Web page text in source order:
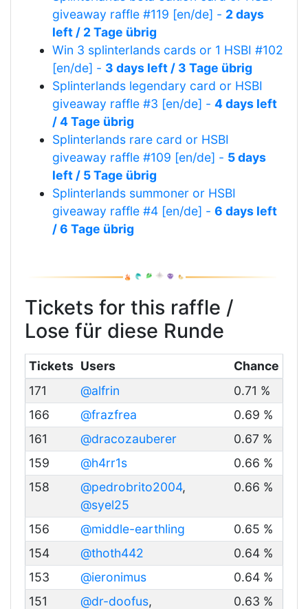
giveaway raffle #119 [en/de] - 2 days
left / 2 Tage übrig
Win 3 splinterlands cards or 1 HSBI #102
[en/de] - 3 days left / 3 Tage übrig
Splinterlands legendary card or HSBI
giveaway raffle #3 [en/de] - 4 days left
/ 4 Tage übrig
Splinterlands rare card or HSBI
giveaway raffle #109 [en/de] - 5 days
left / 5 Tage übrig
Splinterlands summoner or HSBI
giveaway raffle #4 [en/de] - 6 days left
/ 6 Tage übrig
Tickets for this raffle /
Lose für diese Runde
Tickets Users
Chance
171
@alfrin
0.71 %
166
@frazfrea
0.69 %
161
@dracozauberer
0.67 %
159
@h4rr1s
0.66 %
158
@pedrobrito2004,
@syel25
0.66 %
156 @middle-earthling
0.65 %
154
@thoth442
0.64 %
153
@ieronimus
0.64 %
151
@dr-doofus,
0.63 %